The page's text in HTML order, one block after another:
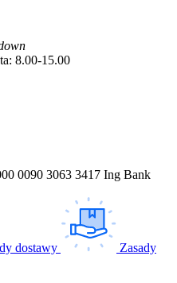
8.00-15.00
0090 3063 3417 Ing Bank
dostawy Zasady